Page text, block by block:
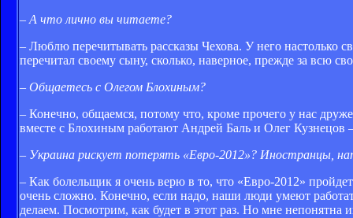
– А что лично вы читаете?
– Люблю перечитывать рассказы Чехова. У него настолько
перечитал своему сыну, сколько, наверное, прежде за всю
– Общаетесь с Олегом Блохиным?
– Конечно, общаемся, потому что, кроме прочего у нас
вместе с Блохиным работают Андрей Баль и Олег
– Украина рискует потерять «Евро-2012»? Иностранцы,
– Как болельщик я очень верю в то, что «Евро-2012»
очень сложно. Конечно, если надо, наши люди умеют
делаем. Посмотрим, как будет в этот раз. Но мне непонятна